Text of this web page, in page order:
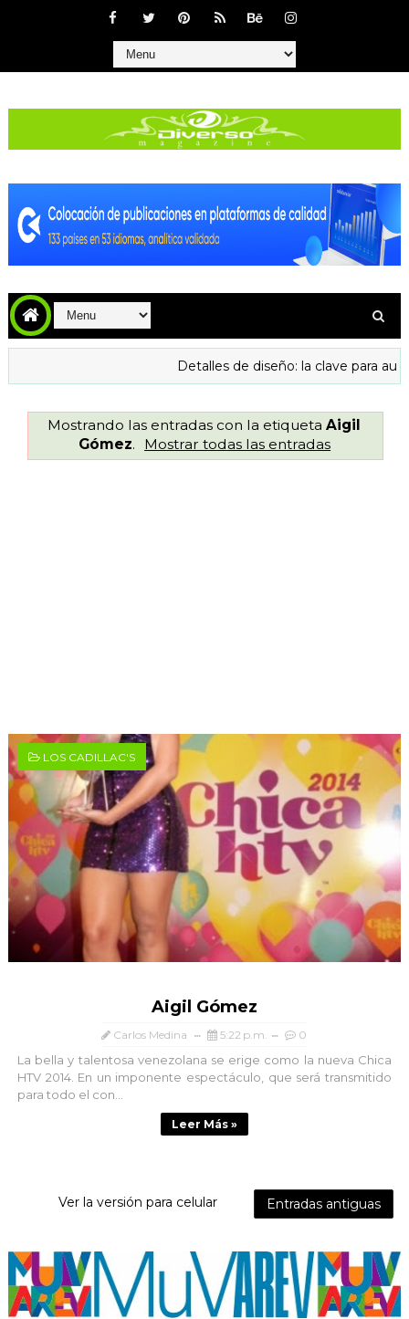
Detalles de diseño: la clave para
Mostrando las entradas con la etiquetaAigil
Gómez. Mostrar todas las entradas
LOS CADILLAC'S
Aigil Gómez
Carlos Medina 5:22 p.m. 0
La bella y talentosa venezolana se erige como la nueva Chica
HTV 2014. En un imponente espectáculo, que será transmitido
para todo el con...
Leer Más »
Entradas antiguas
Ver la versión para celular